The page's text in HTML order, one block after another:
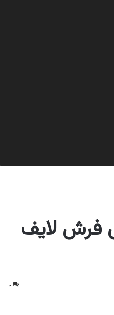
فرش لایف
۰